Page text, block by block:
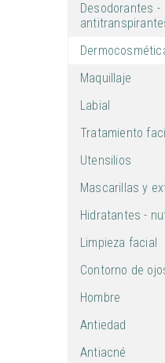
Desodorantes -
Maquillaje
Labial
Tratamiento
Utensilios
Mascarillas y
Hidratantes -
Limpieza facial
Contorno de
Hombre
Antiedad
Antiacné